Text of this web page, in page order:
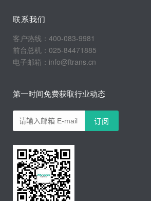
联系我们
客户热线：400-083-9981
前台总机：025-84471885
电子邮箱：info@ftrans.cn
第一时间免费获取行业动态